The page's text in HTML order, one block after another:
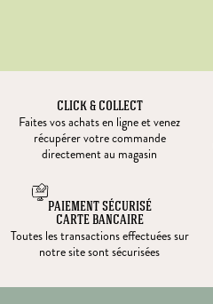
CLICK & COLLECT
Faites vos achats en ligne et venez
récupérer votre commande
directement au magasin
PAIEMENT SÉCURISÉ
CARTE BANCAIRE
Toutes les transactions effectuées sur
notre site sont sécurisées